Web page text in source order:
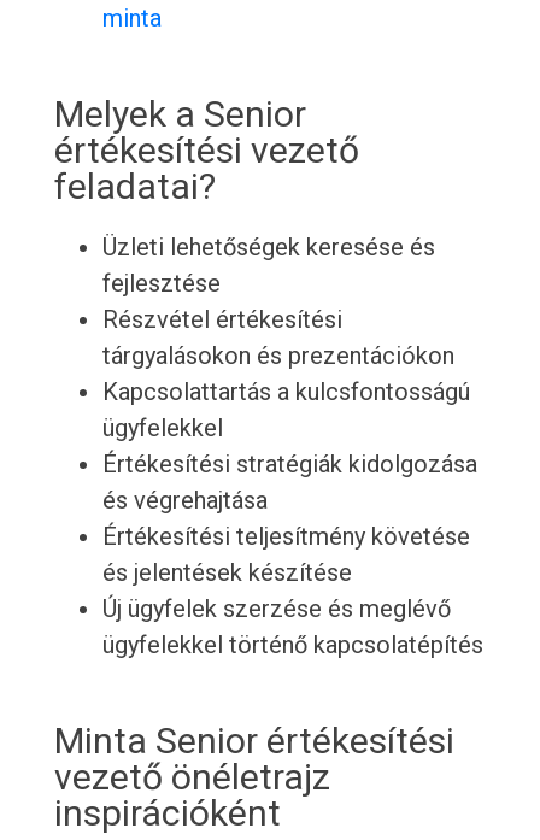
minta
Melyek a Senior
értékesítési vezető
feladatai?
Üzleti lehetőségek keresése és
fejlesztése
Részvétel értékesítési
tárgyalásokon és prezentációkon
Kapcsolattartás a kulcsfontosságú
ügyfelekkel
Értékesítési stratégiák kidolgozása
és végrehajtása
Értékesítési teljesítmény követése
és jelentések készítése
Új ügyfelek szerzése és meglévő
ügyfelekkel történő kapcsolatépítés
Minta Senior értékesítési
vezető önéletrajz
inspirációként